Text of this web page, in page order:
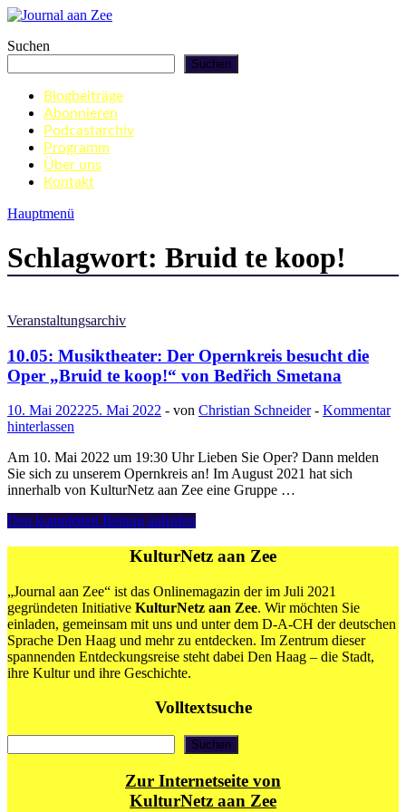
Zum
springen
Journal aan Zee
Suchen
Suchen
Blogbeiträge
Abonnieren
Podcastarchiv
Programm
Über uns
Kontakt
Hauptmenü
Schlagwort: Bruid te koop!
Veranstaltungsarchiv
10.05: Musiktheater: Der Opernkreis besucht die
Oper „Bruid te koop!“ von Bedřich Smetana
10. Mai 202225. Mai 2022 - von Christian Schneider- Kommentar
hinterlassen
Am 10. Mai 2022 um 19:30 Uhr Lieben Sie Oper? Dann melden
Sie sich zu unserem Opernkreis an! Im August 2021 hat sich
innerhalb von KulturNetz aan Zee eine Gruppe …
10.05:
besucht
die
Oper
„Bruid
te
koop!“
von
Den kompletten Beitrag aufrufen
KulturNetz aan Zee
„Journal aan Zee“ ist das Onlinemagazin der im Juli 2021
gegründeten Initiative KulturNetz aan Zee. Wir möchten Sie
einladen, gemeinsam mit uns und unter dem D-A-CH der deutschen
Sprache Den Haag und mehr zu entdecken. Im Zentrum dieser
spannenden Entdeckungsreise steht dabei Den Haag – die Stadt,
ihre Kultur und ihre Geschichte.
Volltextsuche
Suchen
Zur Internetseite von
KulturNetz aan Zee